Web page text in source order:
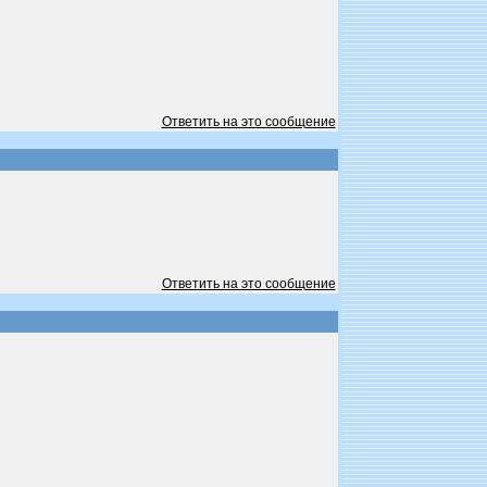
Ответить на это сообщение
Ответить на это сообщение